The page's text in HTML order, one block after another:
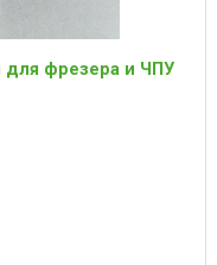
для фрезера и ЧПУ